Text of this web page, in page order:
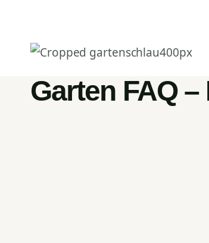
springen
Garten FAQ